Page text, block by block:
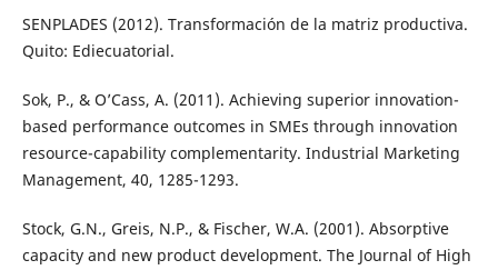
SENPLADES (2012). Transformación de la matriz productiva.
Quito: Ediecuatorial.
Sok, P., & O’Cass, A. (2011). Achieving superior innovation-
based performance outcomes in SMEs through innovation
resource-capability complementarity. Industrial Marketing
Management, 40, 1285-1293.
Stock, G.N., Greis, N.P., & Fischer, W.A. (2001). Absorptive
capacity and new product development. The Journal of High